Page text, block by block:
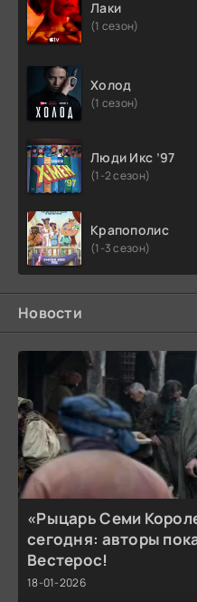
Лаки
(1 сезон)
Холод
(1 сезон)
Люди Икс ’97
(1-2 сезон)
Крапополис
(1-3 сезон)
Новости
«Рыцарь Семи
сегодня: авторы
Вестерос!
18-01-2026